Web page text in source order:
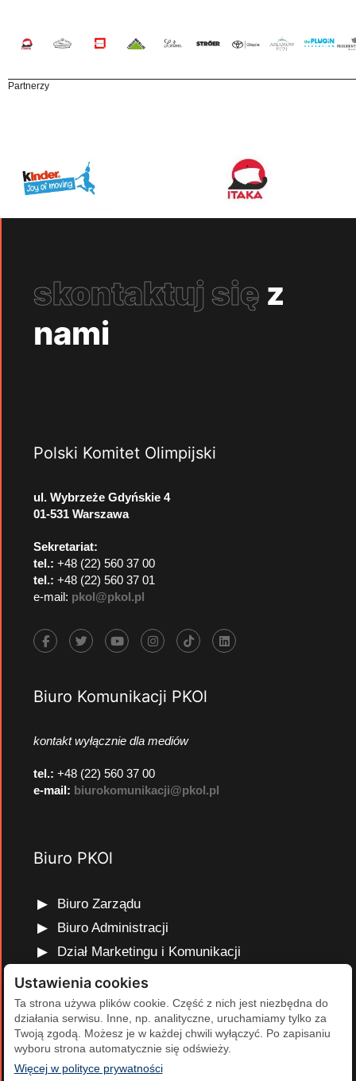
Partnerzy
skontaktuj się z
nami
Polski Komitet Olimpijski
ul. Wybrzeże Gdyńskie 4
01-531 Warszawa
Sekretariat:
tel.: +48 (22) 560 37 00
tel.: +48 (22) 560 37 01
e-mail: pkol@pkol.pl
Biuro Komunikacji PKOl
kontakt wyłącznie dla mediów
tel.: +48 (22) 560 37 00
e-mail: biurokomunikacji@pkol.pl
Biuro PKOl
Biuro Zarządu
Biuro Administracji
Dział Marketingu i Komunikacji
Dział Edukacji Olimpijskiej
Dział Finansów i Kadr
Dział Projektów Olimpijskich
Dział Programów Rozwojowych
Ustawienia cookies
Ta strona używa plików cookie. Część z nich jest niezbędna do
działania serwisu. Inne, np. analityczne, uruchamiamy tylko za
Twoją zgodą. Możesz je w każdej chwili wyłączyć. Po zapisaniu
wyboru strona automatycznie się odświeży.
Więcej w polityce prywatności(otwiera się w nowej karcie)